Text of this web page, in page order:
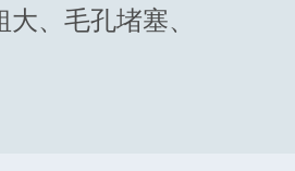
、毛孔堵塞、